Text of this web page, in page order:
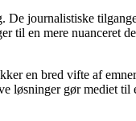
journalistiske
til en mere nuanceret
en bred vifte af
løsninger gør mediet